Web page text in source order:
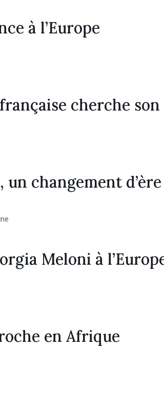
à l’Europe
cherche son
changement d’ère
Meloni à
en Afrique